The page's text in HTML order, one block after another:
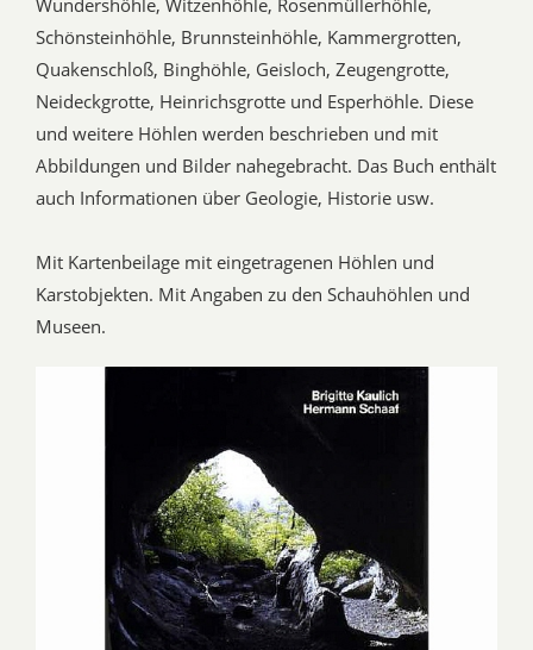
Wundershöhle, Witzenhöhle, Rosenmüllerhöhle,
Schönsteinhöhle, Brunnsteinhöhle, Kammergrotten,
Quakenschloß, Binghöhle, Geisloch, Zeugengrotte,
Neideckgrotte, Heinrichsgrotte und Esperhöhle. Diese
und weitere Höhlen werden beschrieben und mit
Abbildungen und Bilder nahegebracht. Das Buch enthält
auch Informationen über Geologie, Historie usw.
Mit Kartenbeilage mit eingetragenen Höhlen und
Karstobjekten. Mit Angaben zu den Schauhöhlen und
Museen.